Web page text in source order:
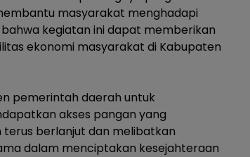
masyarakat menghadapi
kegiatan ini dapat memberikan
ekonomi masyarakat di Kabupaten
pemerintah daerah untuk
akses pangan yang
terus berlanjut dan melibatkan
dalam menciptakan kesejahteraan